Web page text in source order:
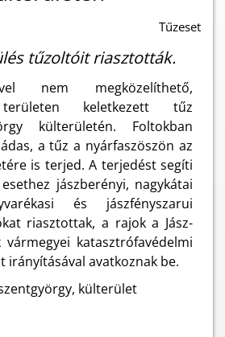
Tűzeset
tűzoltóit riasztották.
nem megközelíthető,
keletkezett tűz
külterületén. Foltokban
a tűz a nyárfaszöszön az
is terjed. A terjedést segíti
jászberényi, nagykátai
és jászfényszarui
riasztottak, a rajok a Jász-
vármegyei katasztrófavédelmi
irányításával avatkoznak be.
külterület